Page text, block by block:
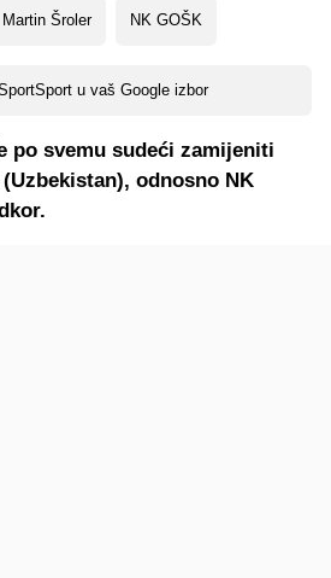
Martin Šroler NK GOŠK
u vaš Google izbor
po svemu sudeći zamijeniti
odnosno NK